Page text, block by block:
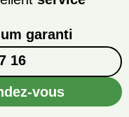
garanti
16
vous